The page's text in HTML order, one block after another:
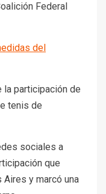
Federal
del
la participación de
tenis de
sociales a
que
Aires y marcó una